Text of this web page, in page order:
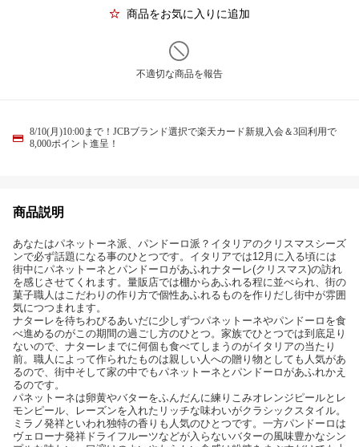
商品をお気に入りに追加
不適切な商品を報告
8/10(月)10:00まで！JCBブランド選択で楽天カード新規入会＆3回利用で
8,000ポイント進呈！
商品説明
あなたはパネットーネ派、パンドーロ派？イタリアのクリスマスシーズ
ンで必ず話題になる事のひとつです。イタリアでは12月に入る頃には
街中にパネットーネとパンドーロがあふれナターレ(クリスマス)の訪れ
を感じさせてくれます。量販店では棚からあふれる程に並べられ、街の
菓子職人はこだわりの作り方で個性あふれるものを作りだし街中が雰囲
気につつまれます。
ナターレを待ちわびるあいだに少しずつパネットーネやパンドーロを食
べ進めるのがこの期間の過ごし方のひとつ。家族でひとつでは到底足り
ないので、ナターレまでに何個も食べてしまうのがイタリアの当たり
前。職人によって作られたものは親しい人への贈り物としても人気があ
るので、街中そして家の中でもパネットーネとパンドーロがあふれかえ
るのです。
パネットーネは卵黄やバターをふんだんに練りこみオレンジピールとレ
モンピール、レーズンを入れたリッチな味わいがクラシックスタイル。
ミラノ発祥といわれ独特の香りも人気のひとつです。一方パンドーロは
ヴェローナ発祥ドライフルーツなどが入らないバターの風味豊かなシン